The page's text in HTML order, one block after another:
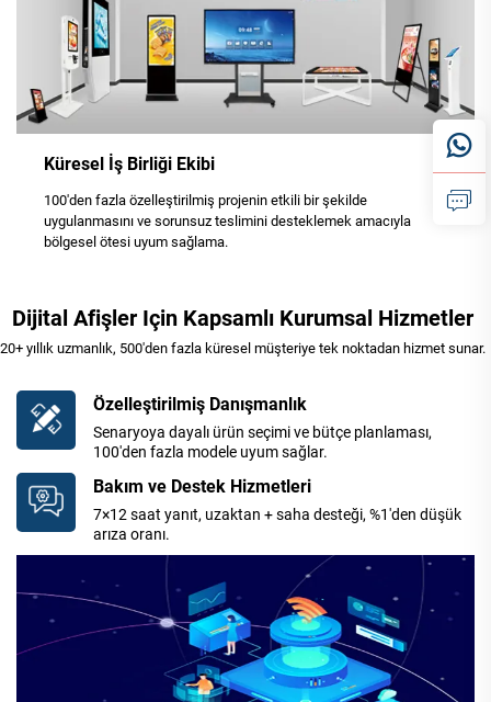
Küresel İş Birliği Ekibi
100'den fazla özelleştirilmiş projenin etkili bir şekilde
uygulanmasını ve sorunsuz teslimini desteklemek amacıyla
bölgesel ötesi uyum sağlama.
Dijital Afişler Için Kapsamlı Kurumsal Hizmetler
20+ yıllık uzmanlık, 500'den fazla küresel müşteriye tek noktadan hizmet sunar.
Özelleştirilmiş Danışmanlık
Senaryoya dayalı ürün seçimi ve bütçe planlaması,
100'den fazla modele uyum sağlar.
Bakım ve Destek Hizmetleri
7×12 saat yanıt, uzaktan + saha desteği, %1'den düşük
arıza oranı.